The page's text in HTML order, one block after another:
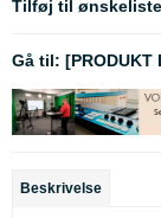
Tilføj til ønskeliste
Gå til: [PRODUKT
Beskrivelse